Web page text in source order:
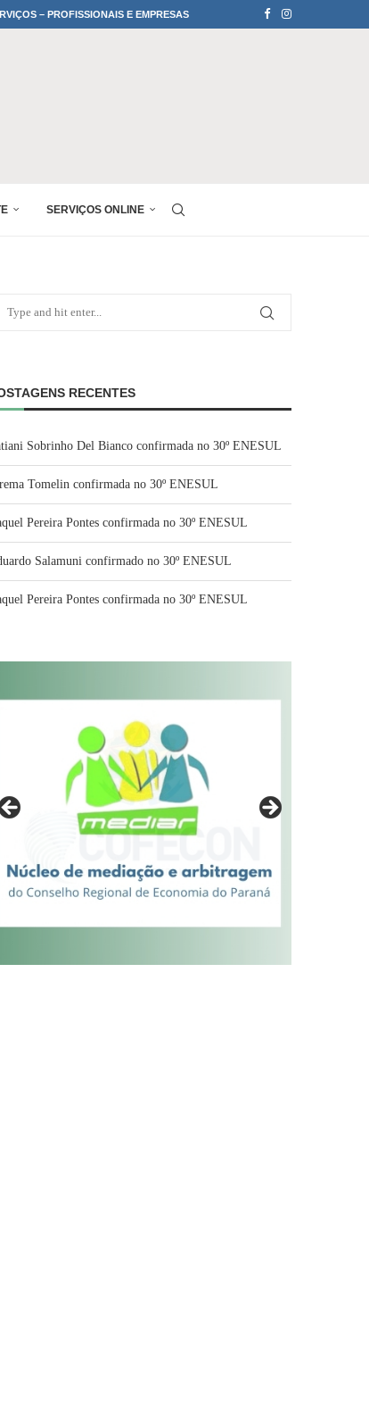
– PROFISSIONAIS E EMPRESAS
SERVIÇOS ONLINE
RECENTES
Sobrinho Del Bianco confirmada no 30º ENESUL
Tomelin confirmada no 30º ENESUL
Pereira Pontes confirmada no 30º ENESUL
Salamuni confirmado no 30º ENESUL
Pereira Pontes confirmada no 30º ENESUL